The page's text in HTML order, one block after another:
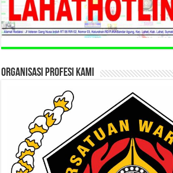
ORGANISASI PROFESI KAMI